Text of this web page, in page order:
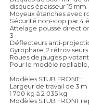
disques épaisseur 15 mm.
Moyeux étanches avec
Sécurité non-stop par 4
Attelage poussé
3
Déflecteurs anti-
Gyrophare, 2 rétroviseurs.
Roues de jauges
Pour le modèle
Modèles STUB FRONT :
Largeur de travail de 3 m
1 700 kg à 2 035 kg.
Modèles STUB FRONT